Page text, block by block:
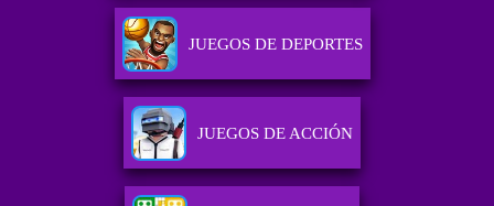
JUEGOS DE DEPORTES
JUEGOS DE ACCIÓN